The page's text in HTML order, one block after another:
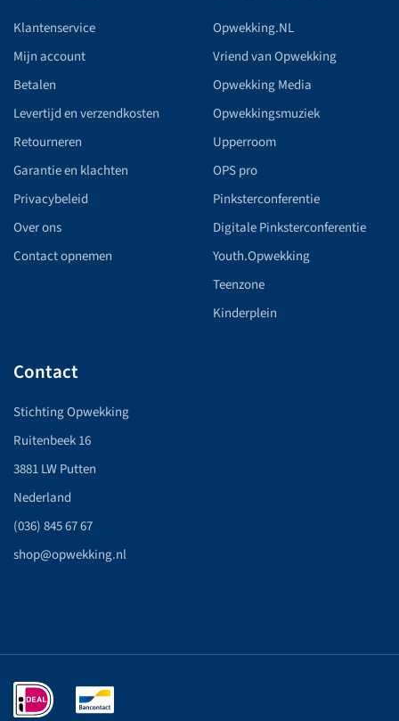
Klantenservice
Mijn account
Betalen
Levertijd en verzendkosten
Retourneren
Garantie en klachten
Privacybeleid
Over ons
Contact opnemen
Opwekking.NL
Vriend van Opwekking
Opwekking Media
Opwekkingsmuziek
Upperroom
OPS pro
Pinksterconferentie
Digitale Pinksterconferentie
Youth.Opwekking
Teenzone
Kinderplein
Contact
Stichting Opwekking
Ruitenbeek 16
3881 LW Putten
Nederland
(036) 845 67 67
shop@opwekking.nl